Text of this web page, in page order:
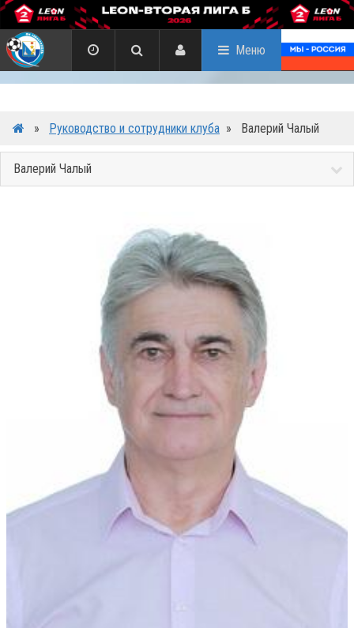
Меню
» Руководство и сотрудники клуба » Валерий Чалый